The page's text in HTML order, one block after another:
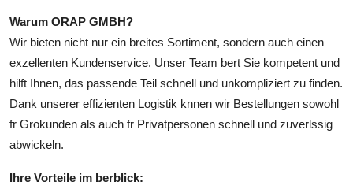
Support Number
Warum ORAP GMBH?
Wir bieten nicht nur ein breites Sortiment, sondern auch einen
exzellenten Kundenservice. Unser Team bert Sie kompetent und
hilft Ihnen, das passende Teil schnell und unkompliziert zu finden.
Dank unserer effizienten Logistik knnen wir Bestellungen sowohl
fr Grokunden als auch fr Privatpersonen schnell und zuverlssig
abwickeln.
Ihre Vorteile im berblick: